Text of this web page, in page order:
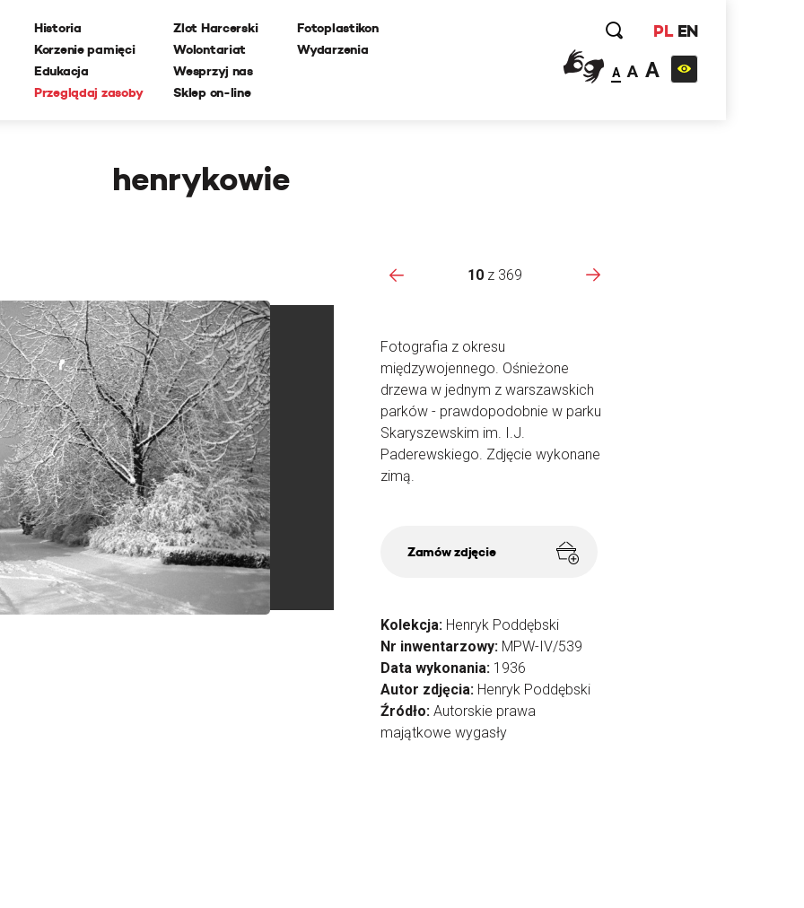
Historia
Korzenie pamięci
Edukacja
Przeglądaj zasoby
Zlot Harcerski
Wolontariat
Wesprzyj nas
Sklep on-line
Fotoplastikon
Wydarzenia
PL EN
A A A
henrykowie
10 z 369
Fotografia z okresu
międzywojennego. Ośnieżone
drzewa w jednym z warszawskich
parków - prawdopodobnie w parku
Skaryszewskim im. I.J.
Paderewskiego. Zdjęcie wykonane
zimą.
Zamów zdjęcie
Kolekcja: Henryk Poddębski
Nr inwentarzowy: MPW-IV/539
Data wykonania: 1936
Autor zdjęcia: Henryk Poddębski
Źródło: Autorskie prawa
majątkowe wygasły